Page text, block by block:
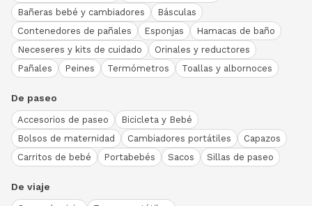
Bañeras bebé y cambiadores
Básculas
Contenedores de pañales
Esponjas
Hamacas de baño
Neceseres y kits de cuidado
Orinales y reductores
Pañales
Peines Termómetros Toallas y albornoces
De paseo
Accesorios de paseo
Bicicleta y Bebé
Bolsos de maternidad
Cambiadores portátiles
Capazos
Carritos de bebé
Portabebés Sacos Sillas de paseo
De viaje